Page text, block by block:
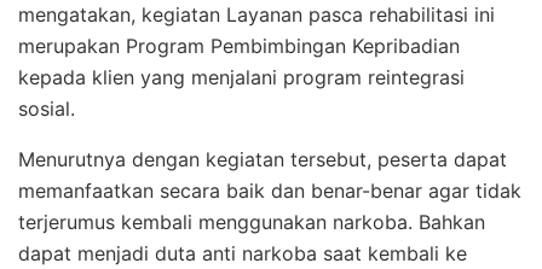
mengatakan, kegiatan Layanan pasca rehabilitasi ini
merupakan Program Pembimbingan Kepribadian
kepada klien yang menjalani program reintegrasi
sosial.
Menurutnya dengan kegiatan tersebut, peserta dapat
memanfaatkan secara baik dan benar-benar agar tidak
terjerumus kembali menggunakan narkoba. Bahkan
dapat menjadi duta anti narkoba saat kembali ke